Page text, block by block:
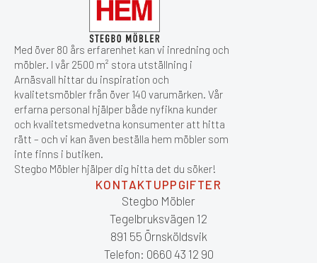
Med över 80 års erfarenhet kan vi inredning och
möbler. I vår 2500 m² stora utställning i
Arnäsvall hittar du inspiration och
kvalitetsmöbler från över 140 varumärken. Vår
erfarna personal hjälper både nyfikna kunder
och kvalitetsmedvetna konsumenter att hitta
rätt – och vi kan även beställa hem möbler som
inte finns i butiken.
Stegbo Möbler hjälper dig hitta det du söker!
KONTAKTUPPGIFTER
Stegbo Möbler
Tegelbruksvägen 12
891 55 Örnsköldsvik
Telefon: 0660 43 12 90